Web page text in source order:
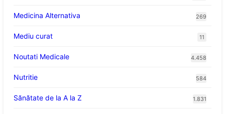
Medicina Alternativa 269
Mediu curat 11
Noutati Medicale 4.458
Nutritie 584
Sănătate de la A la Z 1.831